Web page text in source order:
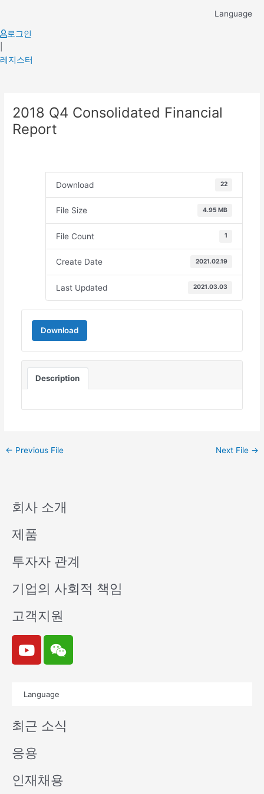
content
Language
로그인
레지스터
2018 Q4 Consolidated Financial
Report
Download 22
File Size 4.95 MB
File Count 1
Create Date 2021.02.19
Last Updated 2021.03.03
Download
Description
navigation
← Previous File Next File →
회사 소개
제품
투자자 관계
기업의 사회적 책임
고객지원
Y
o
u
e
W
e
i
n
Language
최근 소식
응용
인재채용